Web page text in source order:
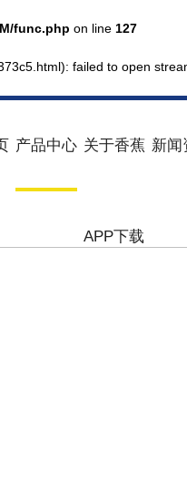
func.php on line 127
failed to open
产品中心 关于香蕉
APP下载
新闻